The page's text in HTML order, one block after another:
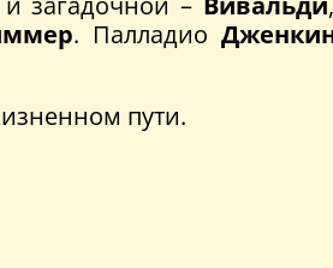
. Палладио
пути.